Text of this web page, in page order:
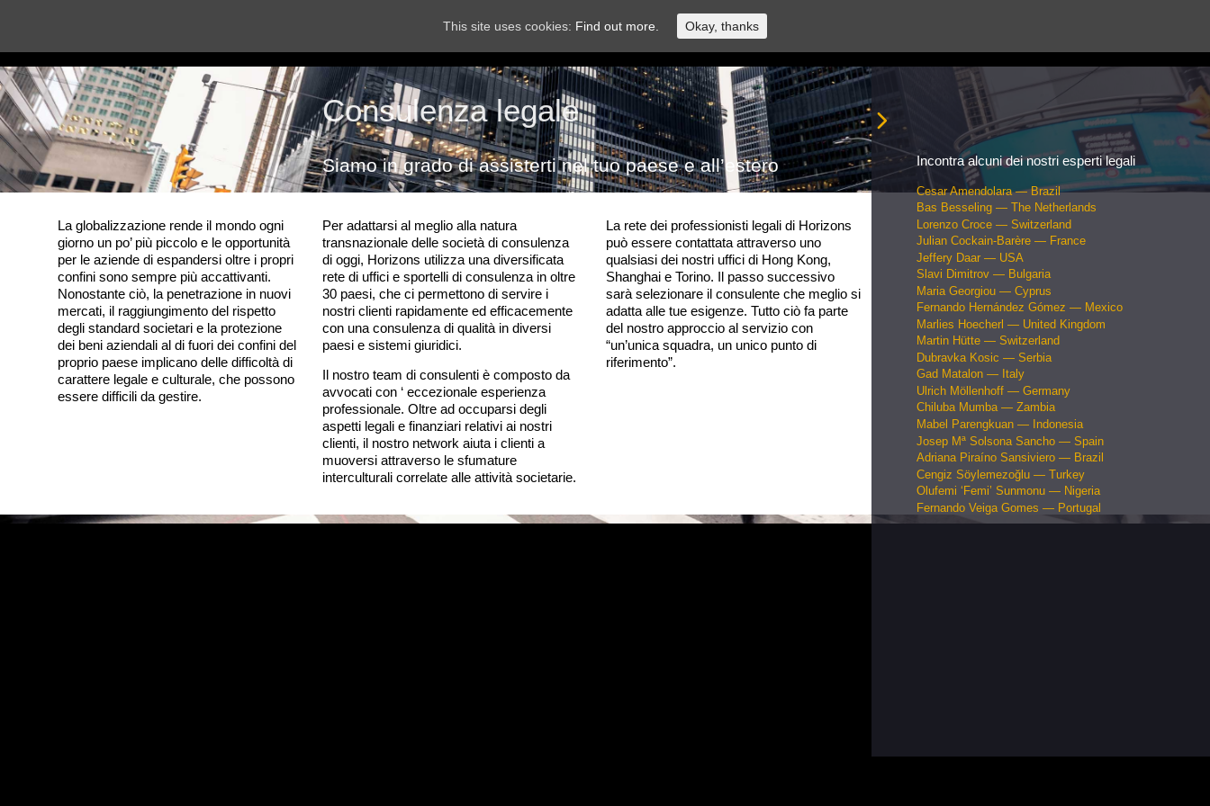
Consulenza legale
Siamo in grado di assisterti nel tuo paese e all’estero
La globalizzazione rende il mondo ogni
giorno un po’ più piccolo e le opportunità
per le aziende di espandersi oltre i propri
confini sono sempre più accattivanti.
Nonostante ciò, la penetrazione in nuovi
mercati, il raggiungimento del rispetto
degli standard societari e la protezione
dei beni aziendali al di fuori dei confini del
proprio paese implicano delle difficoltà di
carattere legale e culturale, che possono
essere difficili da gestire.
Per adattarsi al meglio alla natura
transnazionale delle società di consulenza
di oggi, Horizons utilizza una diversificata
rete di uffici e sportelli di consulenza in oltre
30 paesi, che ci permettono di servire i
nostri clienti rapidamente ed efficacemente
con una consulenza di qualità in diversi
paesi e sistemi giuridici.
Il nostro team di consulenti è composto da
avvocati con ‘ eccezionale esperienza
professionale. Oltre ad occuparsi degli
aspetti legali e finanziari relativi ai nostri
clienti, il nostro network aiuta i clienti a
muoversi attraverso le sfumature
interculturali correlate alle attività societarie.
La rete dei professionisti legali di Horizons
può essere contattata attraverso uno
qualsiasi dei nostri uffici di Hong Kong,
Shanghai e Torino. Il passo successivo
sarà selezionare il consulente che meglio si
adatta alle tue esigenze. Tutto ciò fa parte
del nostro approccio al servizio con
“un’unica squadra, un unico punto di
riferimento”.
Incontra alcuni dei nostri esperti legali
Cesar Amendolara — Brazil
Bas Besseling — The Netherlands
Lorenzo Croce — Switzerland
Julian Cockain-Barère — France
Jeffery Daar — USA
Slavi Dimitrov — Bulgaria
Maria Georgiou — Cyprus
Fernando Hernández Gómez — Mexico
Marlies Hoecherl — United Kingdom
Martin Hütte — Switzerland
Dubravka Kosic — Serbia
Gad Matalon — Italy
Ulrich Möllenhoff — Germany
Chiluba Mumba — Zambia
Mabel Parengkuan — Indonesia
Josep Mª Solsona Sancho — Spain
Adriana Piraíno Sansiviero — Brazil
Cengiz Söylemezoğlu — Turkey
Olufemi ‘Femi’ Sunmonu — Nigeria
Fernando Veiga Gomes — Portugal
This site uses cookies: Find out more. Okay, thanks